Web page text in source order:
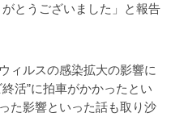
とうございました」と報告
ィルスの感染拡大の影響に
活”に拍車がかかったとい
た影響といった話も取り沙